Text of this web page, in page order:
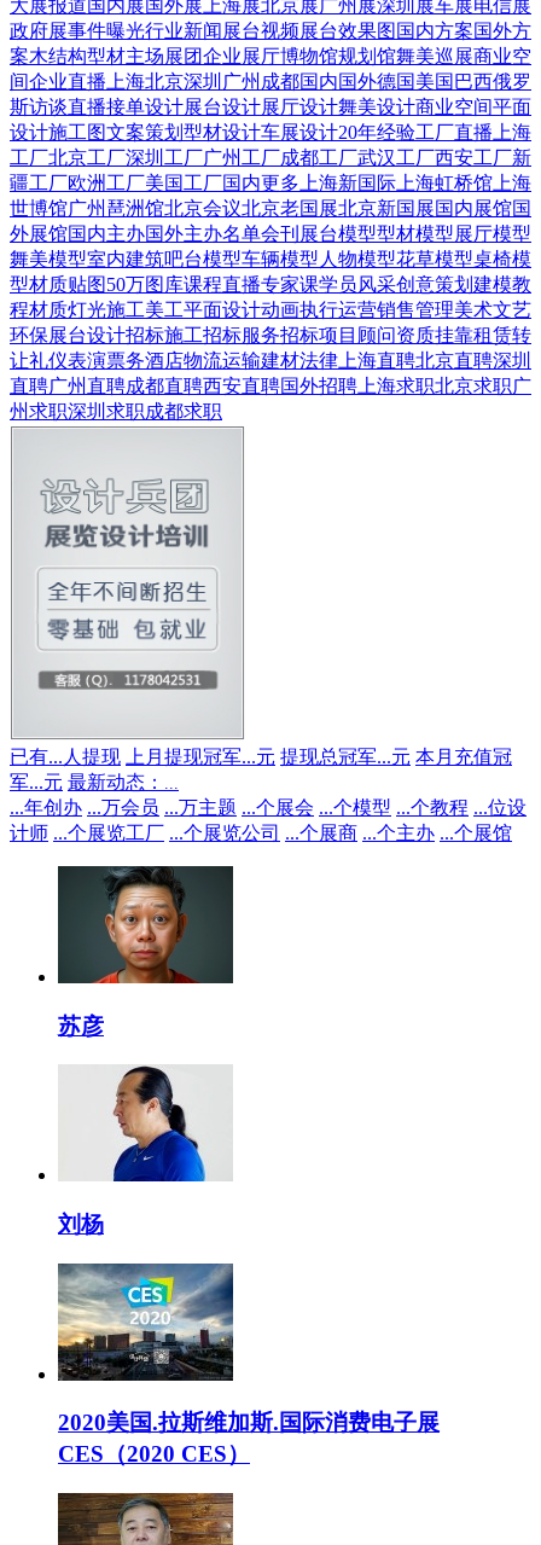
大展报道 国内展 国外展 上海展北京展广州展深圳展车展电信展
政府展事件曝光行业新闻 展台视频展台效果图 国内方案国外方
案木结构型材主场展团企业展厅博物馆规划馆舞美巡展商业空
间企业直播 上海北京深圳 广州 成都国内国外德国美国 巴西俄罗
斯访谈直播接单设计展台设计展厅设计舞美设计商业空间平面
设计施工图文案策划 型材设计车展设计20年经验工厂直播 上海
工厂北京工厂深圳工厂广州工厂成都工厂武汉工厂西安工厂新
疆工厂欧洲工厂美国工厂国内更多 上海新国际 上海虹桥馆 上海
世博馆广州琶洲馆北京会议北京老国展北京新国展国内展馆国
外展馆国内主办国外主办名单会刊 展台模型型材模型展厅模型
舞美模型室内建筑吧台模型车辆模型 人物模型花草模型桌椅模
型材质贴图50万图库课程直播专家课学员风采创意策划 建模教
程材质灯光施工美工平面设计动画执行运营销售管理美术文艺
环保展台设计招标施工招标服务招标项目顾问资质挂靠租赁转
让礼仪表演票务酒店物流运输建材法律 上海直聘北京直聘深圳
直聘广州直聘成都直聘西安直聘国外招聘 上海求职北京求职广
州求职深圳求职成都求职
已有... 人提现 上月提现冠军...元 提现总冠军...元 本月充值冠
军...元 最新动态：
...年创办 ...万会员 ...万主题 ...个展会 ...个模型 ...个教程 ...位设
计师 ...个展览工厂 ...个展览公司 ...个展商 ...个主办 ...个展馆
苏彦
刘杨
2020美国.拉斯维加斯.国际消费电子展
CES（2020 CES）